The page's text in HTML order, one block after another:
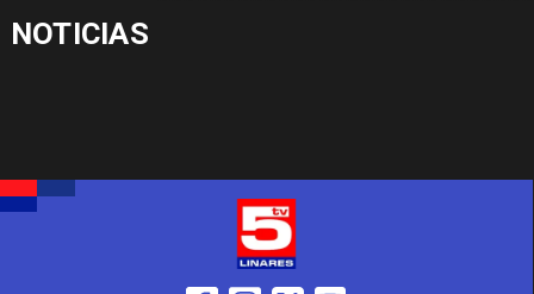
NOTICIAS